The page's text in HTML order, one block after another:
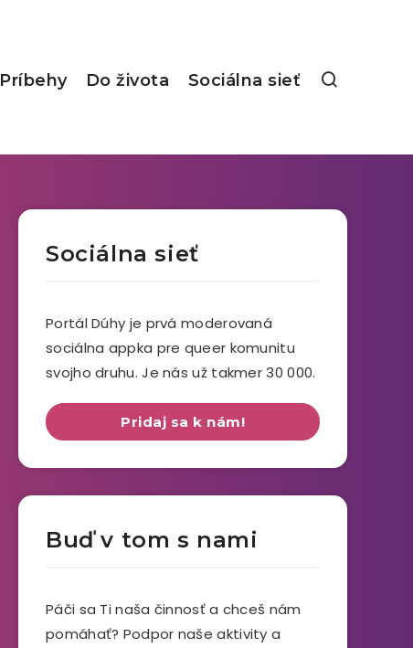
Príbehy Do života Sociálna sieť
Sociálna sieť
Portál Dúhy je prvá moderovaná
sociálna appka pre queer komunitu
svojho druhu. Je nás už takmer 30 000.
Pridaj sa k nám!
Buď v tom s nami
Páči sa Ti naša činnosť a chceš nám
pomáhať? Podpor naše aktivity a